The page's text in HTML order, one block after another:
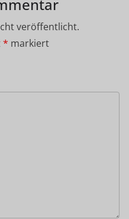
veröffentlicht.
* markiert